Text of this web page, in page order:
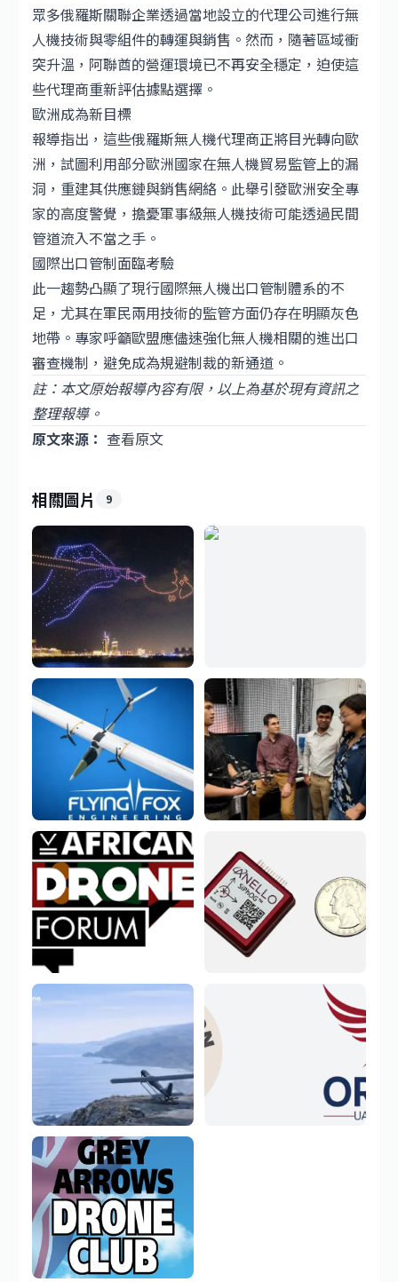
眾多俄羅斯關聯企業透過當地設立的代理公司進行無
人機技術與零組件的轉運與銷售。然而，隨著區域衝
突升溫，阿聯酋的營運環境已不再安全穩定，迫使這
些代理商重新評估據點選擇。
歐洲成為新目標
報導指出，這些俄羅斯無人機代理商正將目光轉向歐
洲，試圖利用部分歐洲國家在無人機貿易監管上的漏
洞，重建其供應鏈與銷售網絡。此舉引發歐洲安全專
家的高度警覺，擔憂軍事級無人機技術可能透過民間
管道流入不當之手。
國際出口管制面臨考驗
此一趨勢凸顯了現行國際無人機出口管制體系的不
足，尤其在軍民兩用技術的監管方面仍存在明顯灰色
地帶。專家呼籲歐盟應儘速強化無人機相關的進出口
審查機制，避免成為規避制裁的新通道。
註：本文原始報導內容有限，以上為基於現有資訊之
整理報導。
原文來源： 查看原文
相關圖片 9